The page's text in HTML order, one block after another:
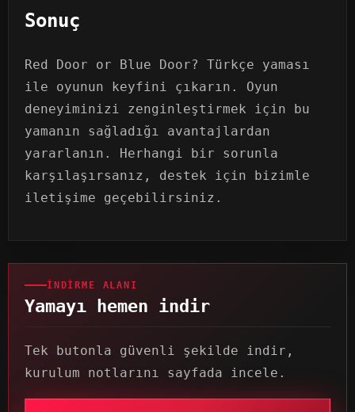
Sonuç
Red Door or Blue Door? Türkçe yaması
ile oyunun keyfini çıkarın. Oyun
deneyiminizi zenginleştirmek için bu
yamanın sağladığı avantajlardan
yararlanın. Herhangi bir sorunla
karşılaşırsanız, destek için bizimle
iletişime geçebilirsiniz.
İNDIRME ALANI
Yamayı hemen indir
Tek butonla güvenli şekilde indir,
kurulum notlarını sayfada incele.